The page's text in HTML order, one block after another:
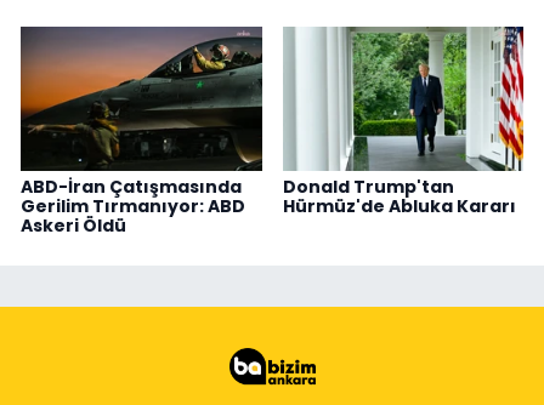
ABD-İran Çatışmasında
Gerilim Tırmanıyor: ABD
Askeri Öldü
Donald Trump'tan
Hürmüz'de Abluka Kararı